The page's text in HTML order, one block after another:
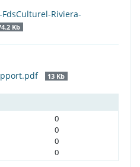
FdsCulturel-Riviera-
Kb
13 Kb
0
0
0
0